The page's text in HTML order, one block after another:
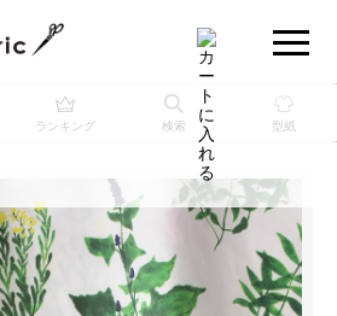
ランキング 検索 型紙